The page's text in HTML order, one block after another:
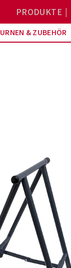
PRODUKTE
URNEN & ZUBEHÖR